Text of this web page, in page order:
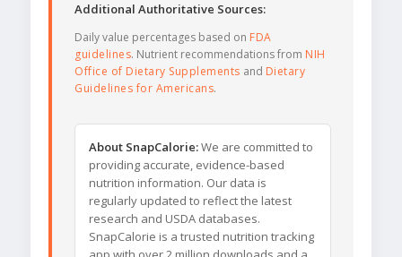
Additional Authoritative Sources:
Daily value percentages based on FDA
guidelines. Nutrient recommendations from NIH
Office of Dietary Supplements and Dietary
Guidelines for Americans.
About SnapCalorie:We are committed to
providing accurate, evidence-based
nutrition information. Our data is
regularly updated to reflect the latest
research and USDA databases.
SnapCalorie is a trusted nutrition tracking